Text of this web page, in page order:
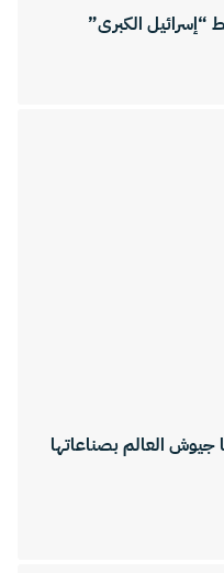
“إسرائيل الكبرى”
جيوش العالم بصناعاتها